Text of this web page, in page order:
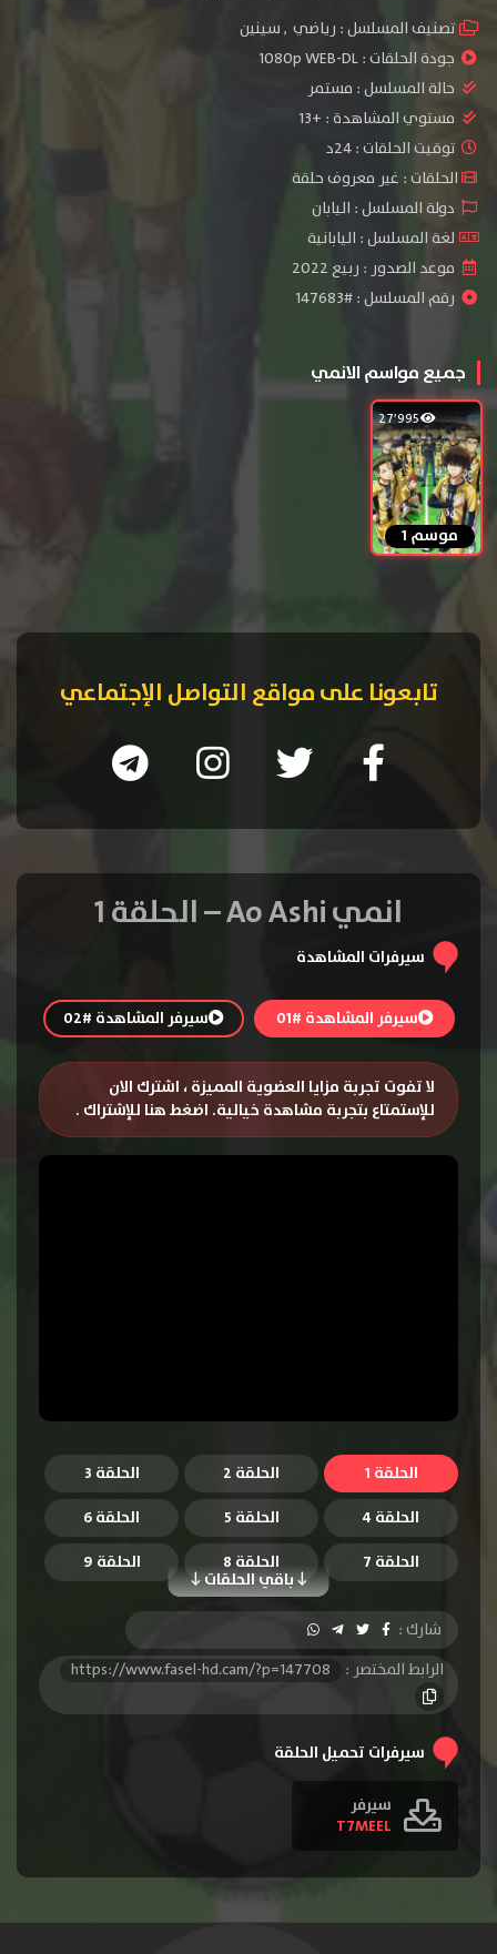
تصنيف المسلسل : رياضي ,سينين
جودة الحلقات :1080p WEB-DL
حالة المسلسل : مستمر
مستوي المشاهدة : +13
توقيت الحلقات : 24د
الحلقات : غير معروف حلقة
دولة المسلسل : اليابان
لغة المسلسل : اليابانية
موعد الصدور : ربيع 2022
رقم المسلسل : #147683
جميع مواسم الانمي
27٬995
موسم 1
تابعونا على مواقع التواصل الإجتماعي
انمي Ao Ashi – الحلقة 1
سيرفرات المشاهدة
سيرفر المشاهدة #01 سيرفر المشاهدة #02
لا تفوت تجربة مزايا العضوية المميزة ، اشترك الان
للإستمتاع بتجربة مشاهدة خيالية. اضغط هنا للإشتراك .
الحلقة 1 الحلقة 2
الحلقة 3
الحلقة 4
الحلقة 5 الحلقة 6
باقي الحلقات
الحلقة 7 الحلقة 8
الحلقة 9
الحلقة 10
الحلقة 11
الحلقة 12
الحلقة 13
الحلقة 15
شارك :
الرابط المختصر :
https://www.fasel-hd.cam/?p=147708
سيرفرات تحميل الحلقة
سيرفر
T7MEEL